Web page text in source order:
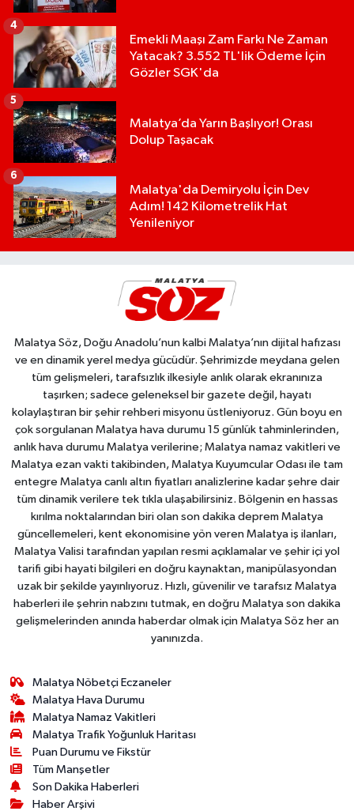
Emekli Maaşı Zam Farkı Ne Zaman
Yatacak? 3.552 TL'lik Ödeme İçin
Gözler SGK'da
4
Malatya’da Yarın Başlıyor! Orası
Dolup Taşacak
5
Malatya'da Demiryolu İçin Dev
Adım! 142 Kilometrelik Hat
Yenileniyor
6
Malatya Söz, Doğu Anadolu’nun kalbi Malatya’nın dijital hafızası
ve en dinamik yerel medya gücüdür. Şehrimizde meydana gelen
tüm gelişmeleri, tarafsızlık ilkesiyle anlık olarak ekranınıza
taşırken; sadece geleneksel bir gazete değil, hayatı
kolaylaştıran bir şehir rehberi misyonu üstleniyoruz. Gün boyu en
çok sorgulanan Malatya hava durumu 15 günlük tahminlerinden,
anlık hava durumu Malatya verilerine; Malatya namaz vakitleri ve
Malatya ezan vakti takibinden, Malatya Kuyumcular Odası ile tam
entegre Malatya canlı altın fiyatları analizlerine kadar şehre dair
tüm dinamik verilere tek tıkla ulaşabilirsiniz. Bölgenin en hassas
kırılma noktalarından biri olan son dakika deprem Malatya
güncellemeleri, kent ekonomisine yön veren Malatya iş ilanları,
Malatya Valisi tarafından yapılan resmi açıklamalar ve şehir içi yol
tarifi gibi hayati bilgileri en doğru kaynaktan, manipülasyondan
uzak bir şekilde yayınlıyoruz. Hızlı, güvenilir ve tarafsız Malatya
haberleri ile şehrin nabzını tutmak, en doğru Malatya son dakika
gelişmelerinden anında haberdar olmak için Malatya Söz her an
yanınızda.
Malatya Nöbetçi Eczaneler
Malatya Hava Durumu
Malatya Namaz Vakitleri
Malatya Trafik Yoğunluk Haritası
Puan Durumu ve Fikstür
Tüm Manşetler
Son Dakika Haberleri
Haber Arşivi